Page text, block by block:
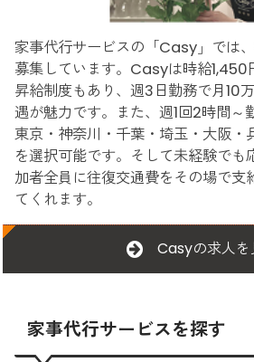
家事代行サービスの「Casy」では
募集しています。Casyは時給1,450
昇給制度もあり、週3日勤務で月10
遇が魅力です。また、週1回2時間～
東京・神奈川・千葉・埼玉・大阪・
を選択可能です。そして未経験でも
加者全員に往復交通費をその場で支
てくれます。
Casyの求人を
家事代行サービスを探す